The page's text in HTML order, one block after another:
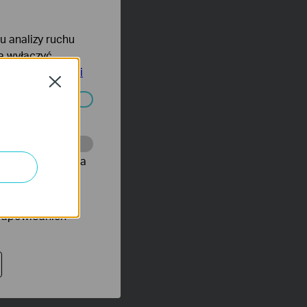
Close
analizy ruchu
prywatności
co umożliwia
reklamowych